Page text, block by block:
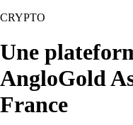
CRYPTO
Une
AngloGold
France